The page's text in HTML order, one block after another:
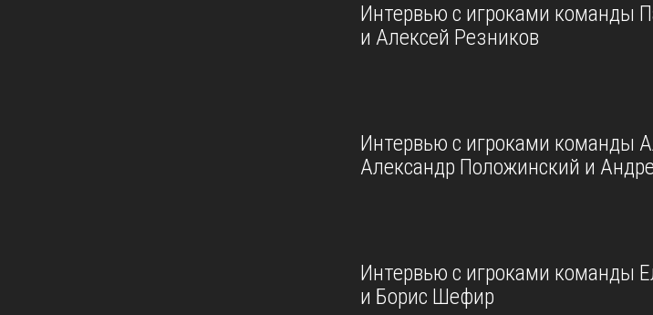
Интервью с игроками команды
и Алексей Резников
Интервью с игроками команды
Александр Положинский и
Интервью с игроками команды
и Борис Шефир